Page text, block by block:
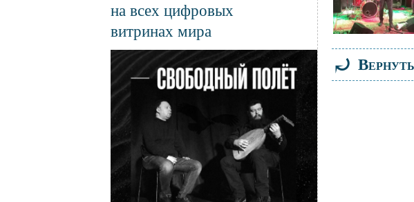
на всех цифровых
витринах мира
Файл
изображения
⤾